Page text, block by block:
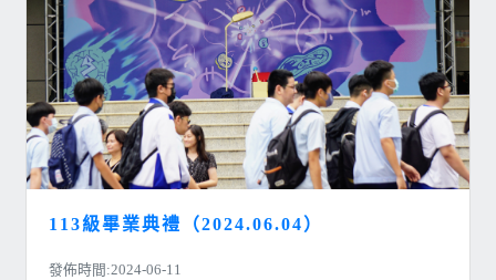
113級畢業典禮（2024.06.04）
發佈時間:2024-06-11